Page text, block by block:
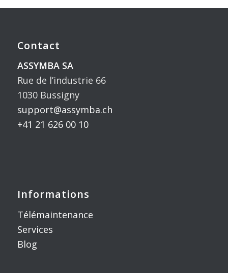
Contact
ASSYMBA SA
Rue de l’industrie 66
1030 Bussigny
support@assymba.ch
+41 21 626 00 10
Informations
Télémaintenance
Services
Blog